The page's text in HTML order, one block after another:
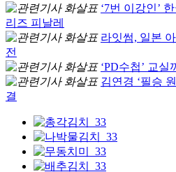
‘7번 이강인’
리즈 피날레
라잇썸, 일본
전
‘PD수첩’ 교
김연경 ‘필승
결